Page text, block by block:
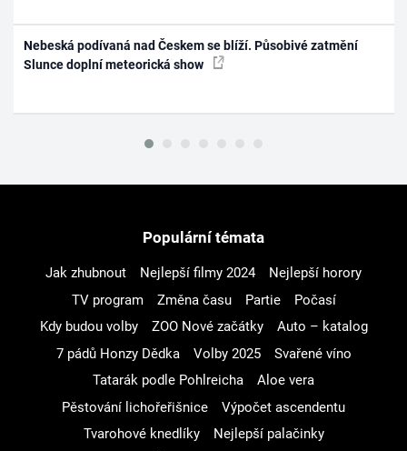
Nebeská podívaná nad Českem se blíží. Působivé zatmění
Slunce doplní meteorická show
Populární témata
Jak zhubnout Nejlepší filmy 2024
Nejlepší horory
TV program
Změna času Partie
Počasí
Kdy budou volby
ZOO Nové začátky
Auto – katalog
7 pádů Honzy Dědka
Volby 2025
Svařené víno
Tatarák podle Pohlreicha
Aloe vera
Pěstování lichořeřišnice
Výpočet ascendentu
Tvarohové knedlíky
Nejlepší palačinky